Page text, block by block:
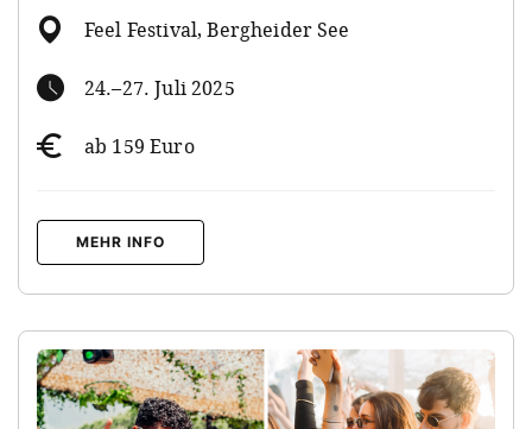
Feel Festival, Bergheider See
24.–27. Juli 2025
ab 159 Euro
MEHR INFO